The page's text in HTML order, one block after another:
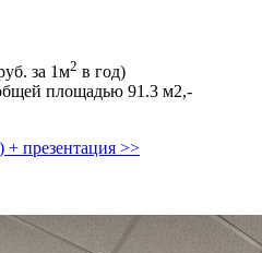
за 1м2 в год)
площадью 91.3 м2,­
презентация >>